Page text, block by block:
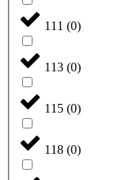
111 (0)
113 (0)
115 (0)
118 (0)